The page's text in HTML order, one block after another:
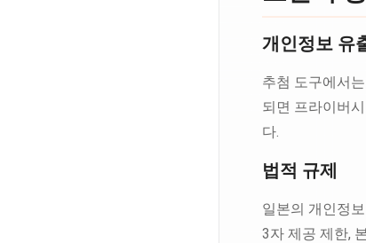
개인정보 유
추첨 도구에서
되면 프라이버
다.
법적 규제
일본의 개인정
3자 제공 제한,